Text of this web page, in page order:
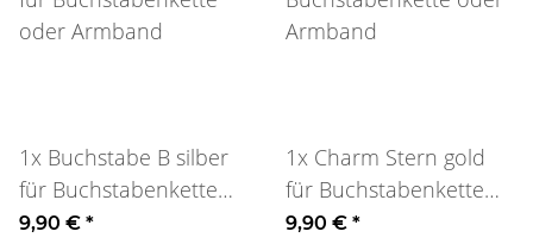
1x Buchstabe B silber
für Buchstabenkette
oder Armband
9,90 € *
1x Charm Stern gold
für Buchstabenkette
oder Armband
9,90 € *